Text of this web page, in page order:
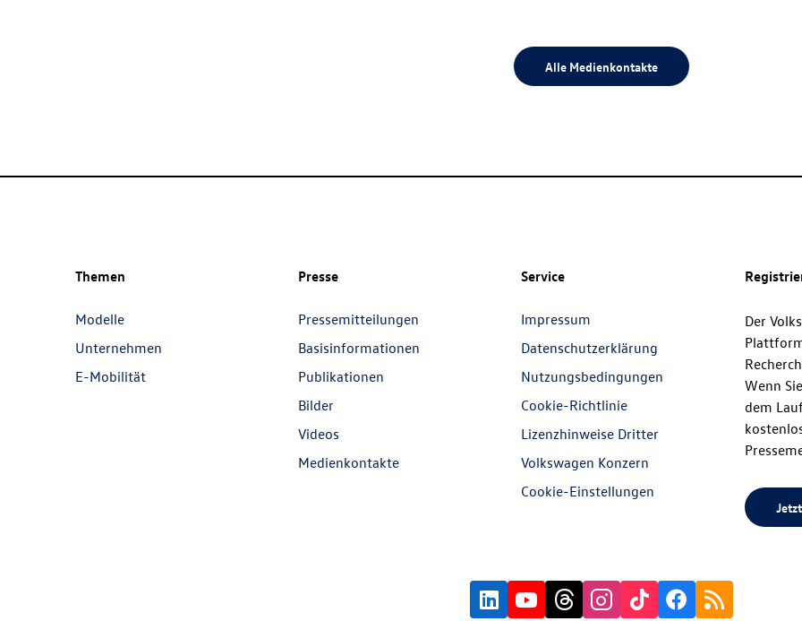
Alle Medienkontakte
Themen
Modelle
Unternehmen
E-Mobilität
Presse
Pressemitteilungen
Basisinformationen
Publikationen
Bilder
Videos
Medienkontakte
Service
Impressum
Datenschutzerklärung
Nutzungsbedingungen
Cookie-Richtlinie
Lizenzhinweise Dritter
Volkswagen Konzern
Cookie-Einstellungen
Der
Wenn
dem